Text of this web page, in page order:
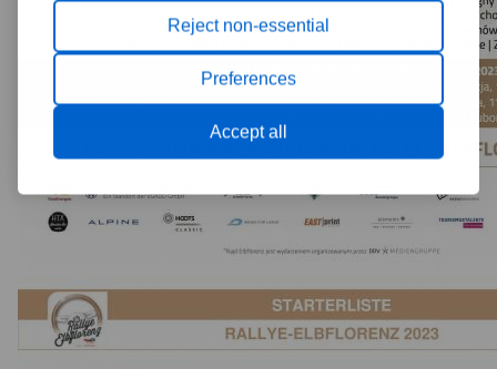
Reject non-essential
Preferences
Accept all